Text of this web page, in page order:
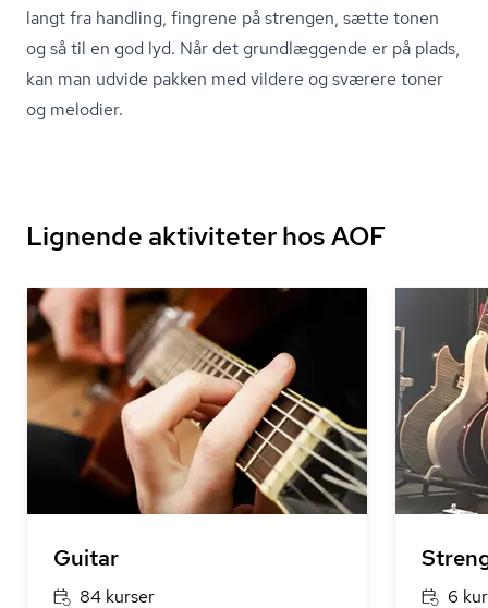
langt fra handling, fingrene på strengen, sætte tonen
og så til en god lyd. Når det grundlæggende er på plads,
kan man udvide pakken med vildere og sværere toner
og melodier.
Lignende aktiviteter hos AOF
Guitar
84 kurser 6